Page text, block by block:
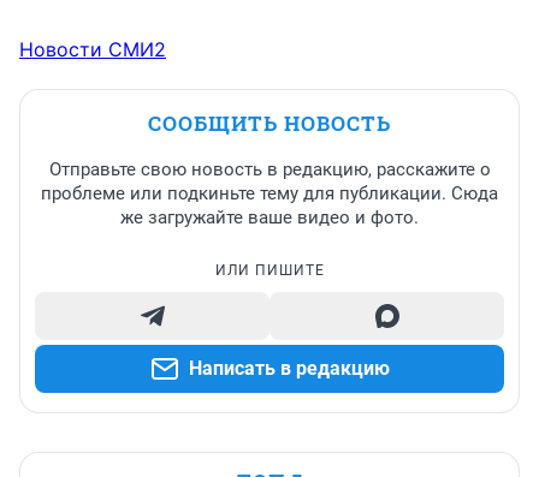
Новости СМИ2
СООБЩИТЬ НОВОСТЬ
Отправьте свою новость в редакцию, расскажите о
проблеме или подкиньте тему для публикации. Сюда
же загружайте ваше видео и фото.
ИЛИ ПИШИТЕ
Написать в редакцию